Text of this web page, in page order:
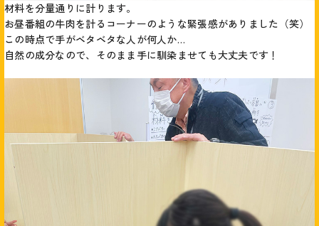
材料を分量通りに計ります。
お昼番組の牛肉を計るコーナーのような緊張感がありました（笑）
この時点で手がベタベタな人が何人か…
自然の成分なので、そのまま手に馴染ませても大丈夫です！